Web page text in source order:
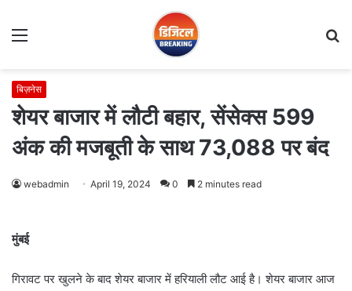
Menu
बिज़नेस
शेयर बाजार में लौटी बहार, सेंसेक्स 599
अंक की मजबूती के साथ 73,088 पर बंद
webadmin April 19, 2024 0 2 minutes read
मुंबई
गिरावट पर खुलने के बाद शेयर बाजार में हरियाली लौट आई है। शेयर बाजार आज